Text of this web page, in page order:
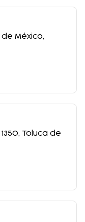
de México,
, Toluca de